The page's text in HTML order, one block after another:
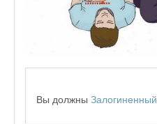
Вы должны Залогиненный